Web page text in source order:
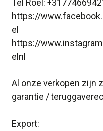
Tel Roel:
https://
el
https://
elnl
Al onze verkopen zijn
garantie /
Export: